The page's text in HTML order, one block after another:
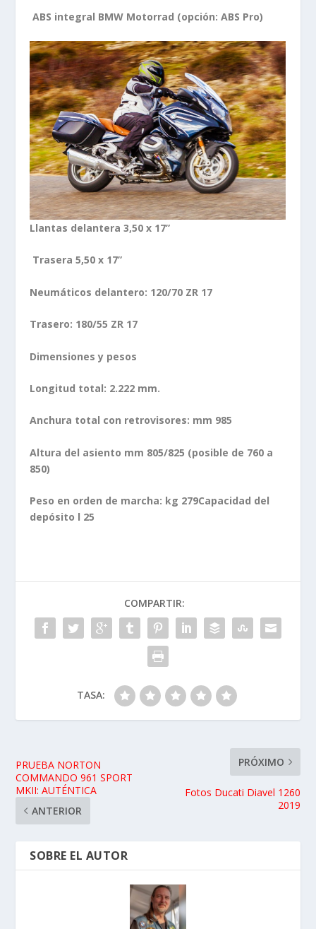
ABS integral BMW Motorrad (opción: ABS Pro)
Llantas delantera 3,50 x 17”
Trasera 5,50 x 17”
Neumáticos delantero: 120/70 ZR 17
Trasero: 180/55 ZR 17
Dimensiones y pesos
Longitud total: 2.222 mm.
Anchura total con retrovisores: mm 985
Altura del asiento mm 805/825 (posible de 760 a
850)
Peso en orden de marcha: kg 279Capacidad del
depósito l 25
COMPARTIR:
TASA:
PRUEBA NORTON
COMMANDO 961 SPORT
MKII: AUTÉNTICA
ANTERIOR
PRÓXIMO
Fotos Ducati Diavel 1260
2019
SOBRE EL AUTOR